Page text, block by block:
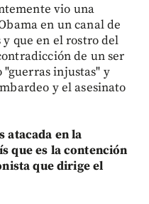
vio una
en un canal de
que en el rostro del
de un ser
"guerras injustas" y
y el asesinato
atacada en la
que es la contención
que dirige el